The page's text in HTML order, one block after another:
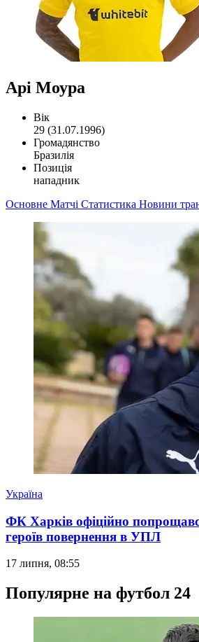
Арі Моура
Вік
29 (31.07.1996)
Громадянство
Бразилія
Позиція
нападник
Основне Матчі Статистика Новини
Україна
ФК Харків офіційно
героїв повернення в УПЛ
17 липня, 08:55
Популярне на футбол 24